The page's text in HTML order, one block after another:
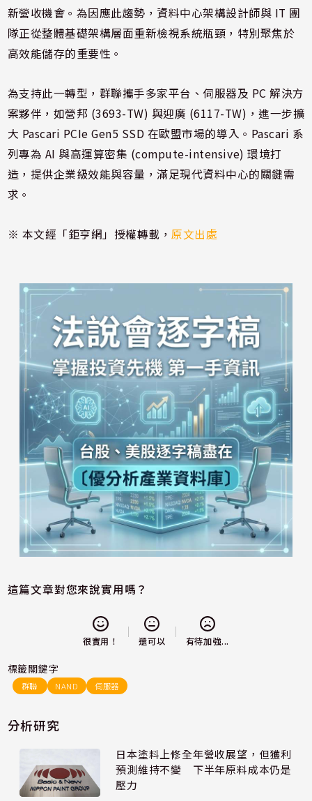
新營收機會。為因應此趨勢，資料中心架構設計師與 IT 團
隊正從整體基礎架構層面重新檢視系統瓶頸，特別聚焦於
高效能儲存的重要性。
為支持此一轉型，群聯攜手多家平台、伺服器及 PC 解決方
案夥伴，如營邦 (3693-TW) 與迎廣 (6117-TW)，進一步擴
大 Pascari PCIe Gen5 SSD 在歐盟市場的導入。Pascari 系
列專為 AI 與高運算密集 (compute-intensive) 環境打
造，提供企業級效能與容量，滿足現代資料中心的關鍵需
求。
※ 本文經「鉅亨網」授權轉載，原文出處
這篇文章對您來說實用嗎？
很實用！ 還可以 有待加強...
標籤關鍵字
群聯 NAND 伺服器
分析研究
日本塗料上修全年營收展望，但獲利
預測維持不變 下半年原料成本仍是
壓力